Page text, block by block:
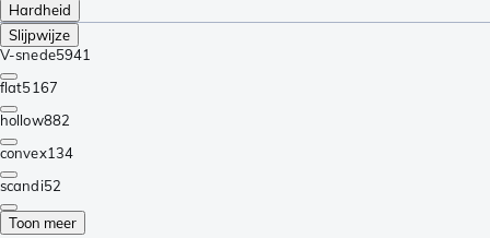
Hardheid
Slijpwijze
V-snede5941
flat5167
hollow882
convex134
scandi52
Toon meer